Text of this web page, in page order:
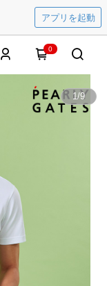
アプリを起動
0
1/9